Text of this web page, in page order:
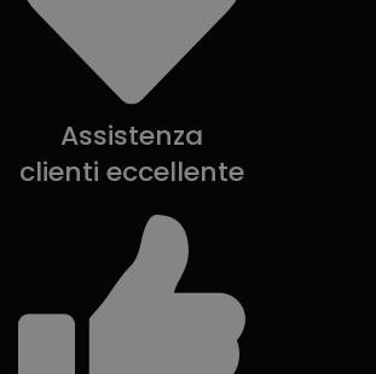
Assistenza
clienti eccellente